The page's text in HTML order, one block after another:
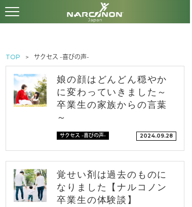
TOP サクセス -喜びの声-
娘の顔はどんどん穏やか
に変わっていきました～
卒業生の家族からの言葉
～
サクセス -喜びの声- 2024.09.28
覚せい剤は過去のものに
なりました【ナルコノン
卒業生の体験談】